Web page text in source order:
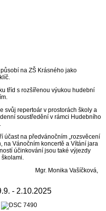
na ZŠ Krásného jako
tříd s rozšířenou výukou hudební
svůj repertoár v prostorách školy a
soustředění v rámci Hudebního
účast na předvánočním „rozsvěcení
na Vánočním koncertě a Vítání jara
účinkování jsou také výjezdy
školami.
Vašíčková,
- 2.10.2025